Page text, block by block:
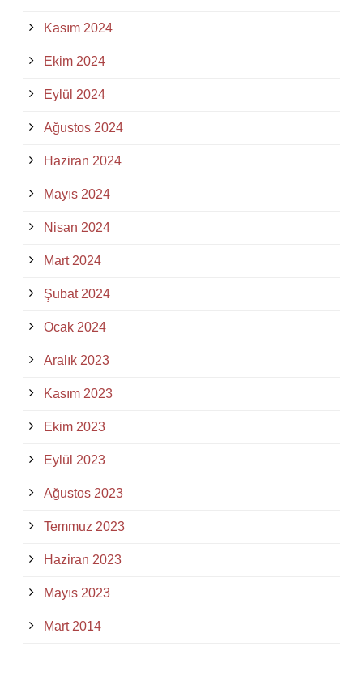
Kasım 2024
Ekim 2024
Eylül 2024
Ağustos 2024
Haziran 2024
Mayıs 2024
Nisan 2024
Mart 2024
Şubat 2024
Ocak 2024
Aralık 2023
Kasım 2023
Ekim 2023
Eylül 2023
Ağustos 2023
Temmuz 2023
Haziran 2023
Mayıs 2023
Mart 2014